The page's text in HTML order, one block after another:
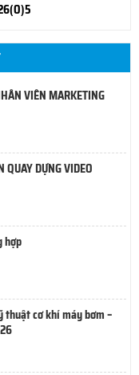
VIÊN MARKETING
QUAY DỰNG VIDEO
hợp
thuật cơ khí máy bơm –